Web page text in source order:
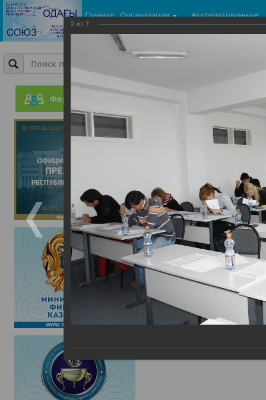
Главная Организация
Аккредитованные
центры
Форум
Фотогалерея
ГроссБух. Молодой
2 из 7